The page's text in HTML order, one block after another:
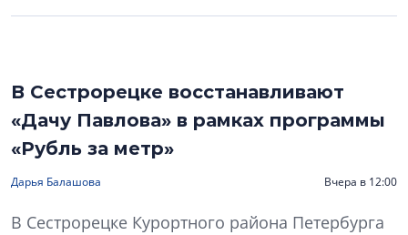
В Сестрорецке восстанавливают
«Дачу Павлова» в рамках программы
«Рубль за метр»
Дарья Балашова Вчера в 12:00
В Сестрорецке Курортного района Петербурга